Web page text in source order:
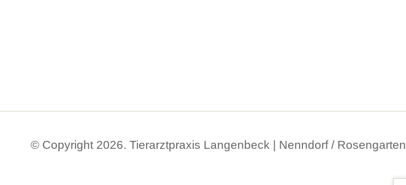
© Copyright 2026. Tierarztpraxis Langenbeck | Nenndorf / Rosengarten